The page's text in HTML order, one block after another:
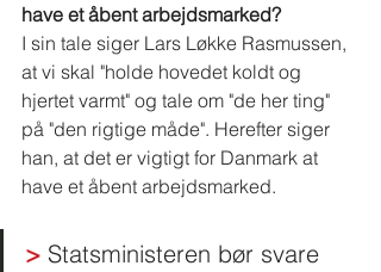
have et åbent arbejdsmarked?
I sin tale siger Lars Løkke Rasmussen,
at vi skal "holde hovedet koldt og
hjertet varmt" og tale om "de her ting"
på "den rigtige måde". Herefter siger
han, at det er vigtigt for Danmark at
have et åbent arbejdsmarked.
> Statsministeren bør svare